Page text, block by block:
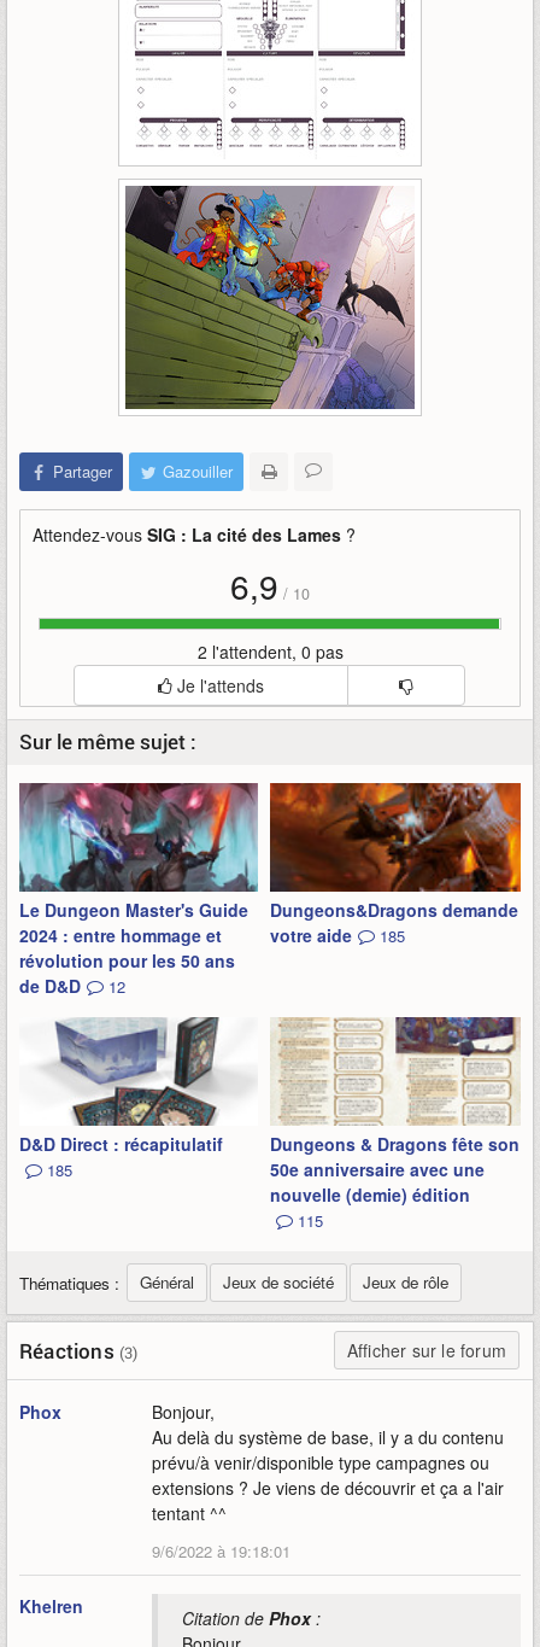
Partager Gazouiller
Attendez-vous SIG : La cité des Lames ?
6,9 / 10
2 l'attendent, 0 pas
Je l'attends
Sur le même sujet :
Le Dungeon Master's Guide
2024 : entre hommage et
révolution pour les 50 ans
de D&D
12
Dungeons&Dragons demande
votre aide
185
D&D Direct : récapitulatif
185
Dungeons & Dragons fête son
50e anniversaire avec une
nouvelle (demie) édition
115
Thématiques : Général Jeux de société Jeux de rôle
Réactions (3) Afficher sur le forum
Phox
Bonjour,
Au delà du système de base, il y a du contenu
prévu/à venir/disponible type campagnes ou
extensions ? Je viens de découvrir et ça a l'air
tentant ^^
9/6/2022 à 19:18:01
Khelren Citation de Phox: